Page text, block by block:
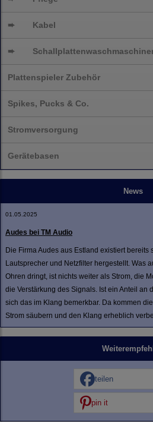
➨ Kabel
➨ Schallplatten
Plattenspieler Zubehör
Spikes, Pucks & Co.
Stromversorgung
Gerätebasen
News
01.05.2025
Audes bei TM Audio
Die Firma Audes aus Estland existiert bereits
Lautsprecher und Netzfilter hergestellt. Was
Ohren dringt, ist nichts weiter als Strom, die
die Verstärkung des Signals. Ist ein Anteil an
sich das im Klang bemerkbar. Da kommen
Strom säubern und den Klang erheblich
teilen
pin it